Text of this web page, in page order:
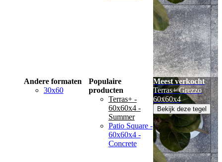
Andere formaten
30x60
Populaire
producten
Terras+ -
60x60x4 -
Summer
Patio Square -
60x60x4 -
Concrete
Meest verkocht
Terras+ Grezzo
60x60x4
Bekijk deze tegel